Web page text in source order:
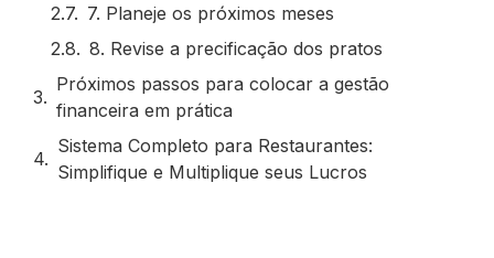
7. Planeje os próximos meses
8. Revise a precificação dos pratos
Próximos passos para colocar a gestão
financeira em prática
Sistema Completo para Restaurantes:
Simplifique e Multiplique seus Lucros